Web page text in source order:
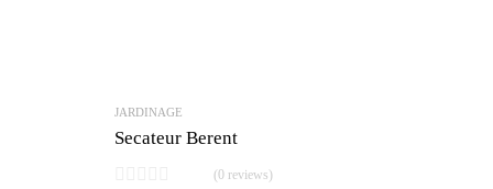
JARDINAGE
Secateur Berent
(0 reviews)